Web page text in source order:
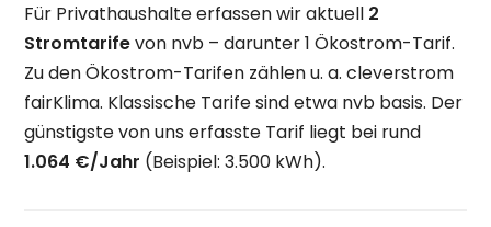
Für Privathaushalte erfassen wir aktuell 2
Stromtarifevon nvb – darunter 1 Ökostrom-Tarif.
Zu den Ökostrom-Tarifen zählen u. a. cleverstrom
fairKlima. Klassische Tarife sind etwa nvb basis. Der
günstigste von uns erfasste Tarif liegt bei rund
1.064 €/Jahr (Beispiel: 3.500 kWh).